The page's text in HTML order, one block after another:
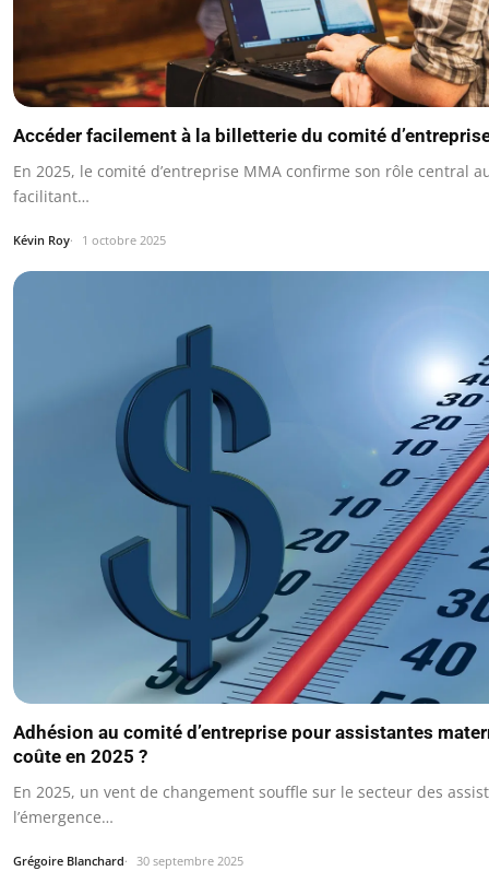
Accéder facilement à la billetterie du comité
En 2025, le comité d’entreprise MMA confirme son rôle central
facilitant…
Kévin Roy 1 octobre 2025
Adhésion au comité d’entreprise pour assistantes
coûte en 2025 ?
En 2025, un vent de changement souffle sur le secteur des
l’émergence…
Grégoire Blanchard 30 septembre 2025